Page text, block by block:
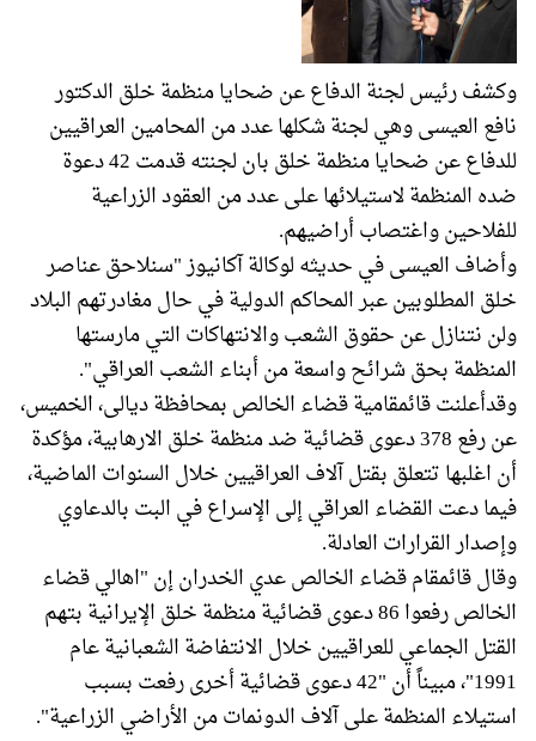
وكشف رئيس لجنة الدفاع عن ضحايا منظمة خلق الدكتور
نافع العيسى وهي لجنة شكلها عدد من المحامين العراقيين
للدفاع عن ضحايا منظمة خلق بان لجنته قدمت 42 دعوة
ضده المنظمة لاستيلائها على عدد من العقود الزراعية
للفلاحين واغتصاب أراضيهم.
وأضاف العيسى في حديثه لوكالة آكانيوز "سنلاحق عناصر
خلق المطلوبين عبر المحاكم الدولية في حال مغادرتهم البلاد
ولن نتنازل عن حقوق الشعب والانتهاكات التي مارستها
المنظمة بحق شرائح واسعة من أبناء الشعب العراقي".
وقدأعلنت قائمقامية قضاء الخالص بمحافظة ديالى، الخميس،
عن رفع 378 دعوى قضائية ضد منظمة خلق الارهابية، مؤكدة
أن اغلبها تتعلق بقتل آلاف العراقيين خلال السنوات الماضية،
فيما دعت القضاء العراقي إلى الإسراع في البت بالدعاوي
وإصدار القرارات العادلة.
وقال قائمقام قضاء الخالص عدي الخدران إن "اهالي قضاء
الخالص رفعوا 86 دعوى قضائية منظمة خلق الإيرانية بتهم
القتل الجماعي للعراقيين خلال الانتفاضة الشعبانية عام
1991"، مبيناً أن "42 دعوى قضائية أخرى رفعت بسبب
استيلاء المنظمة على آلاف الدونمات من الأراضي الزراعية".